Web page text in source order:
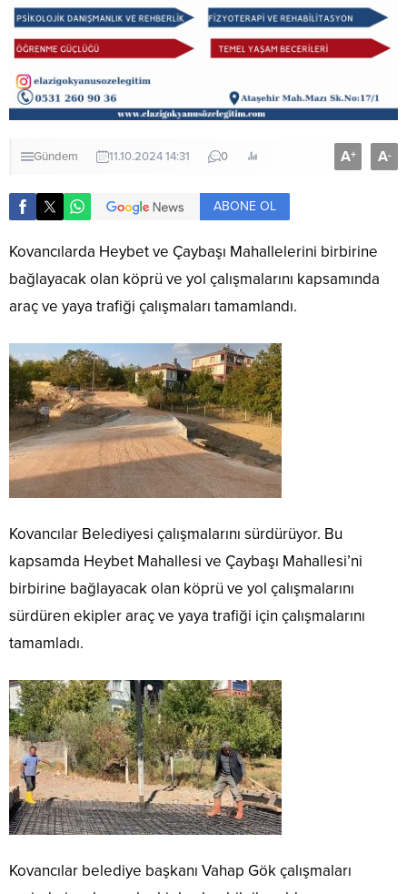
Gündem 11.10.2024 14:31 0 A+ A-
ABONE OL
Kovancılarda Heybet ve Çaybaşı Mahallelerini birbirine
bağlayacak olan köprü ve yol çalışmalarını kapsamında
araç ve yaya trafiği çalışmaları tamamlandı.
Kovancılar Belediyesi çalışmalarını sürdürüyor. Bu
kapsamda Heybet Mahallesi ve Çaybaşı Mahallesi’ni
birbirine bağlayacak olan köprü ve yol çalışmalarını
sürdüren ekipler araç ve yaya trafiği için çalışmalarını
tamamladı.
Kovancılar belediye başkanı Vahap Gök çalışmaları